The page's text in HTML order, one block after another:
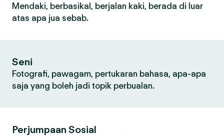
Mendaki, berbasikal, berjalan kaki, berada di luar
atas apa jua sebab.
Seni
Fotografi, pawagam, pertukaran bahasa, apa-apa
saja yang boleh jadi topik perbualan.
Perjumpaan Sosial